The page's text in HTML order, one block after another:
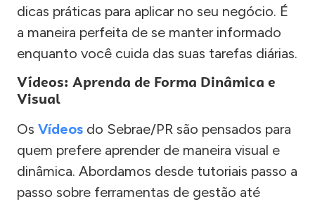
dicas práticas para aplicar no seu negócio. É
a maneira perfeita de se manter informado
enquanto você cuida das suas tarefas diárias.
Vídeos: Aprenda de Forma Dinâmica e
Visual
Os Vídeos do Sebrae/PR são pensados para
quem prefere aprender de maneira visual e
dinâmica. Abordamos desde tutoriais passo a
passo sobre ferramentas de gestão até